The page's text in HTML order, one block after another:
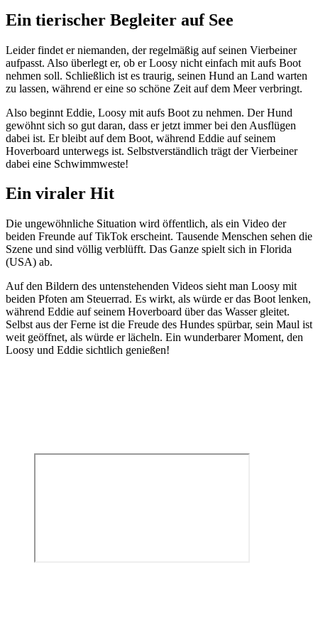
Ein tierischer Begleiter auf See
Leider findet er niemanden, der regelmäßig auf seinen Vierbeiner
aufpasst. Also überlegt er, ob er Loosy nicht einfach mit aufs Boot
nehmen soll. Schließlich ist es traurig, seinen Hund an Land warten
zu lassen, während er eine so schöne Zeit auf dem Meer verbringt.
Also beginnt Eddie, Loosy mit aufs Boot zu nehmen. Der Hund
gewöhnt sich so gut daran, dass er jetzt immer bei den Ausflügen
dabei ist. Er bleibt auf dem Boot, während Eddie auf seinem
Hoverboard unterwegs ist. Selbstverständlich trägt der Vierbeiner
dabei eine Schwimmweste!
Ein viraler Hit
Die ungewöhnliche Situation wird öffentlich, als ein Video der
beiden Freunde auf TikTok erscheint. Tausende Menschen sehen die
Szene und sind völlig verblüfft. Das Ganze spielt sich in Florida
(USA) ab.
Auf den Bildern des untenstehenden Videos sieht man Loosy mit
beiden Pfoten am Steuerrad. Es wirkt, als würde er das Boot lenken,
während Eddie auf seinem Hoverboard über das Wasser gleitet.
Selbst aus der Ferne ist die Freude des Hundes spürbar, sein Maul ist
weit geöffnet, als würde er lächeln. Ein wunderbarer Moment, den
Loosy und Eddie sichtlich genießen!